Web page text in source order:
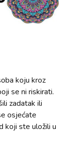
koju kroz
se ni riskirati.
zadatak ili
osjećate
koji ste uložili u